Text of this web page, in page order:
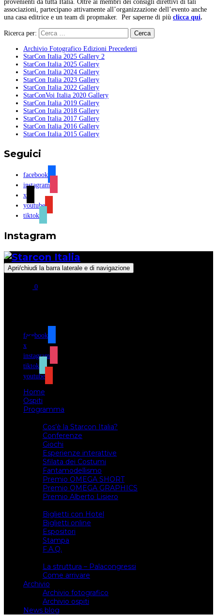
provenienti da tutta Italia. Oltre ai membri dei consigli direttivi di tali
associazioni, partecipano attivamente all’organizzazione dell’evento anche
una casa editrice e un team di propmaker. Per saperne di più clicca qui.
Ricerca per:
Archivio Fotografico Edizioni Precedenti
StarCon Italia 2025 Gallery 2
StarCon Italia 2025 Gallery
StarCon Italia 2024 Gallery
StarCon Italia 2023 Gallery
StarCon Italia 2022 Gallery
StarConVoi Italia 2020 Gallery
StarCon Italia 2019 Gallery
StarCon Italia 2018 Gallery
StarCon Italia 2017 Gallery
StarCon Italia 2016 Gallery
StarCon Italia 2015 Gallery
Seguici
facebook
instagram
x
youtube
tiktok
Instagram
Apri/chiudi la barra laterale e di navigazione
0
facebook
x
instagram
tiktok
youtube
Home
Ospiti
Programma
Cos’è la Starcon Italia?
Conferenze
Giochi
Esperienze interattive
Sfilata dei Costumi
Fantamodellismo
Premio OMEGA SHORT
Premio OMEGA GRAPHICS
Premio Alberto Lisiero
Biglietti con Hotel
Biglietti online
Espositori
Stampa
F.A.Q.
La struttura – Palacongressi
Come arrivare
Archivio
Archivio fotografico
Archivio ospiti
News blog